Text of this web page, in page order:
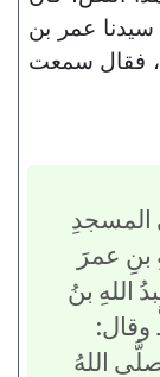
سيدنا عمر بن
فقال سمعت
المسجدِ
بنِ عمرَ
اللهِ بنُ
اللهُ